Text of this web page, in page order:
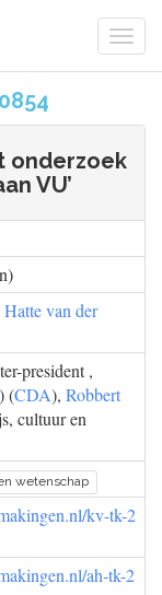
onderzoek
VU’
Hatte van der
president ,
(CDA), Robbert
cultuur en
wetenschap
kv-tk-2
ah-tk-2